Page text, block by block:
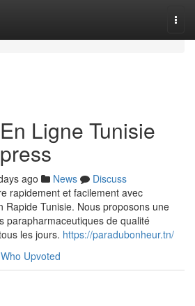
Ligne Tunisie
ago News
Discuss
rapidement et facilement avec
Rapide Tunisie. Nous proposons une
parapharmaceutiques de qualité
les jours. https://paradubonheur.tn/
Who Upvoted